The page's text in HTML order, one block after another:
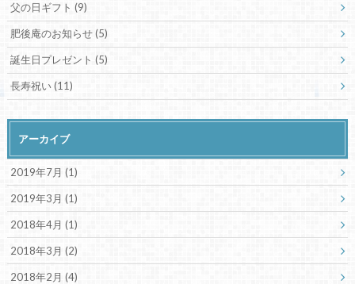
父の日ギフト (9)
肥後庵のお知らせ(5)
誕生日プレゼント (5)
長寿祝い(11)
アーカイブ
2019年7月 (1)
2019年3月 (1)
2018年4月 (1)
2018年3月 (2)
2018年2月 (4)